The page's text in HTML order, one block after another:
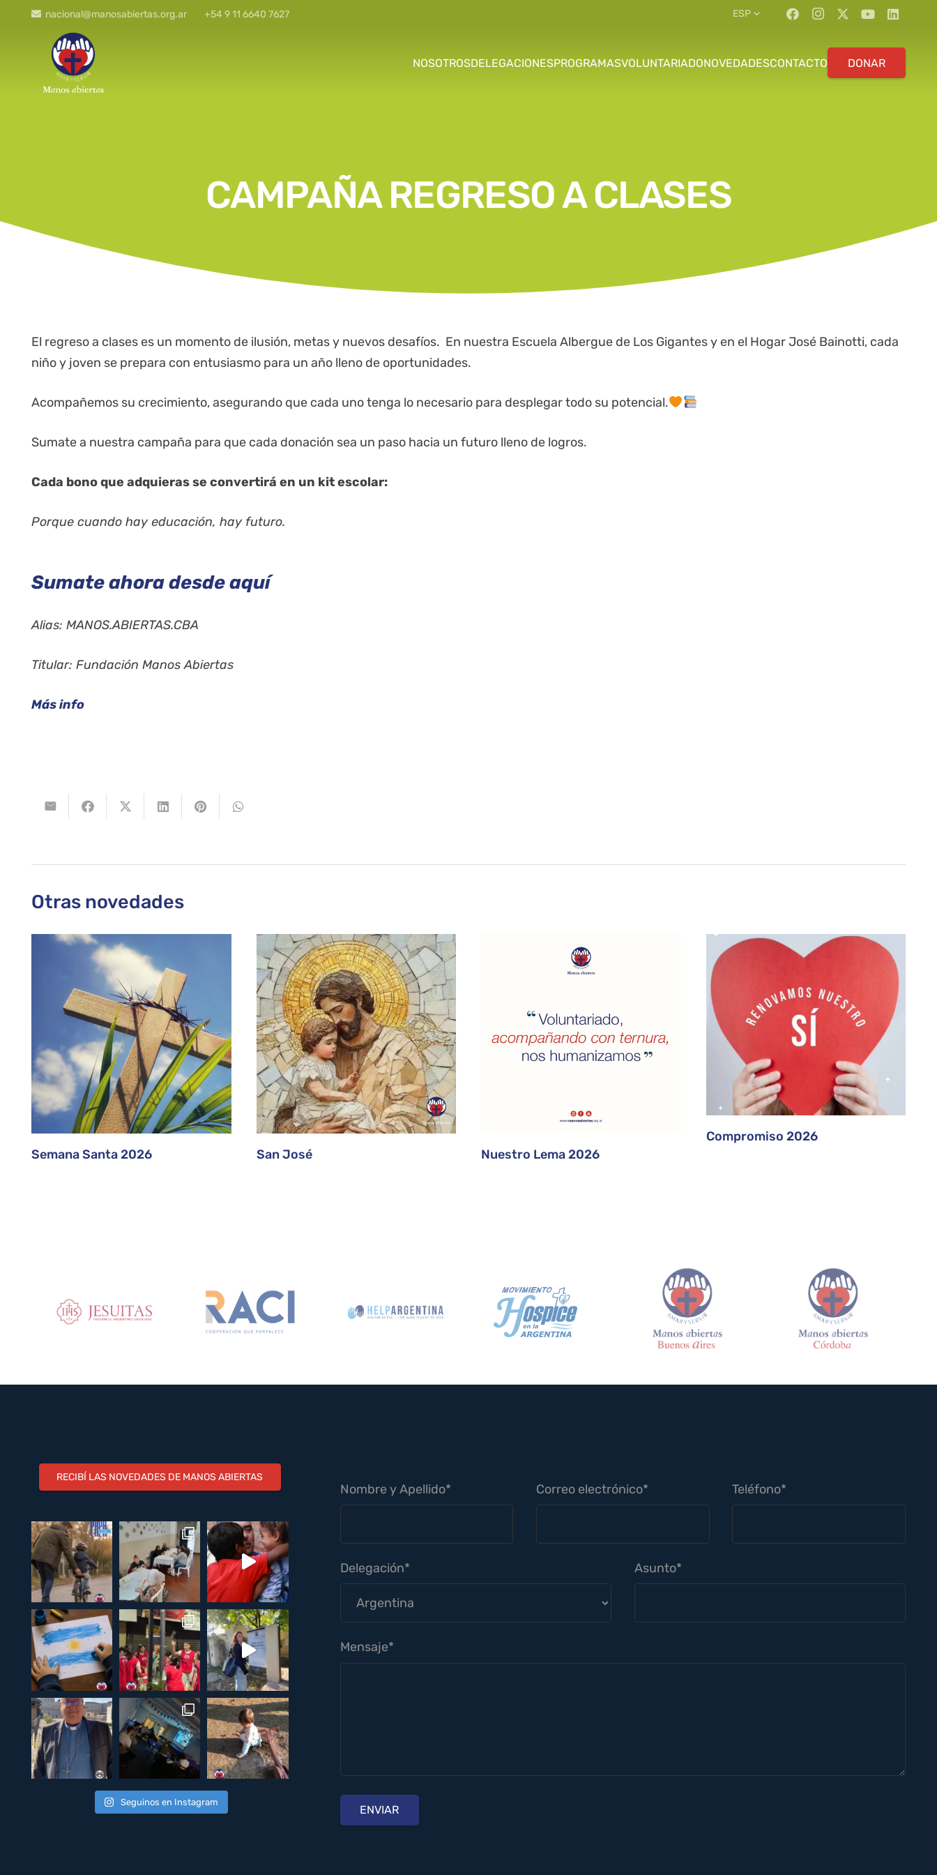
nacional@manosabiertas.org.ar +54 9 11 6640 7627 ESP
NOSOTROSDELEGACIONESPROGRAMASVOLUNTARIADONOVEDADESCONTACTO DONAR
CAMPAÑA REGRESO A CLASES
El regreso a clases es un momento de ilusión, metas y nuevos desafíos. En nuestra Escuela Albergue de Los Gigantes y en el Hogar José Bainotti, cada
niño y joven se prepara con entusiasmo para un año lleno de oportunidades.
Acompañemos su crecimiento, asegurando que cada uno tenga lo necesario para desplegar todo su potencial.
Sumate a nuestra campaña para que cada donación sea un paso hacia un futuro lleno de logros.
Cada bono que adquieras se convertirá en un kit escolar:
Porque cuando hay educación, hay futuro.
Sumate ahoradesde aquí
Alias: MANOS.ABIERTAS.CBA
Titular: Fundación Manos Abiertas
Más info
Otras novedades
Semana Santa 2026 San José Nuestro Lema 2026
Compromiso 2026
RECIBÍ LAS NOVEDADES DE MANOS ABIERTAS
Seguinos en Instagram
Nombre y Apellido* Correo electrónico* Teléfono*
Delegación* Asunto*
Mensaje*